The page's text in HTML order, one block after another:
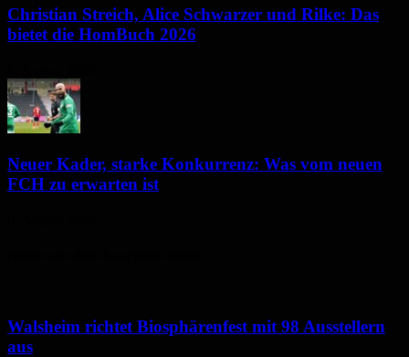
Christian Streich, Alice Schwarzer und Rilke: Das
bietet die HomBuch 2026
Neuer Kader, starke Konkurrenz: Was vom neuen
FCH zu erwarten ist
Walsheim richtet Biosphärenfest mit 98 Ausstellern
aus